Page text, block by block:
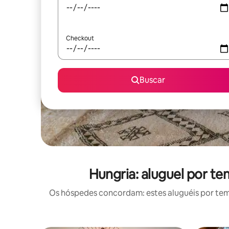
Checkout
Buscar
Hungria: aluguel por
Os hóspedes concordam: estes aluguéis por